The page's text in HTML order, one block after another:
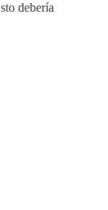
debería